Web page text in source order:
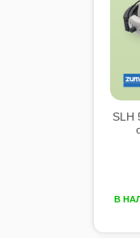
SLH
В